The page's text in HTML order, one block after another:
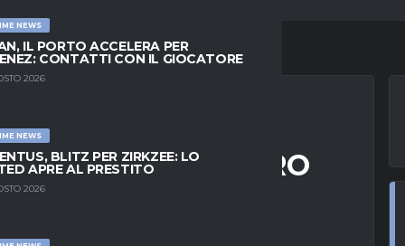
NEWS
IL PORTO ACCELERA PER
CONTATTI CON IL GIOCATORE
2026
NEWS
BLITZ PER ZIRKZEE: LO
APRE AL PRESTITO
2026
APRE AL FUTURO